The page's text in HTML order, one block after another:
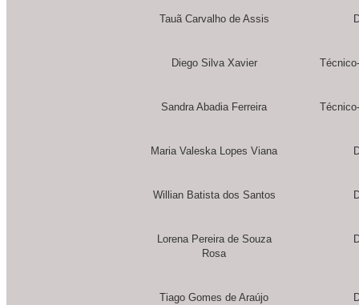
Tauã Carvalho de Assis
Diego Silva Xavier
Sandra Abadia Ferreira
Maria Valeska Lopes Viana
Willian Batista dos Santos
Lorena Pereira de Souza
Rosa
Tiago Gomes de Araújo